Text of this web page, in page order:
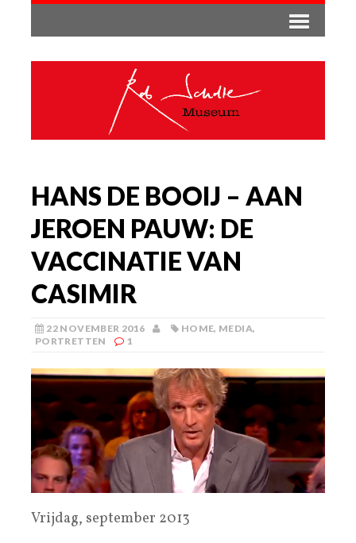
HANS DE BOOIJ – AAN
JEROEN PAUW: DE
VACCINATIE VAN
CASIMIR
22 NOVEMBER 2016 HOME, MEDIA,
PORTRETTEN
1
Vrijdag, september 2013